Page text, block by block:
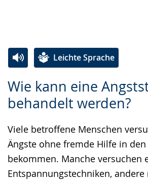
Wie kann eine
behandelt werden?
Viele betroffene Menschen
Ängste ohne fremde Hilfe in den
bekommen. Manche versuchen
Entspannungstechniken, andere
Leichte Sprache
Leichten
Sprache
Audio-
Unterstützung.
Video
in
Gebärdensprache
wird
angezeigt.